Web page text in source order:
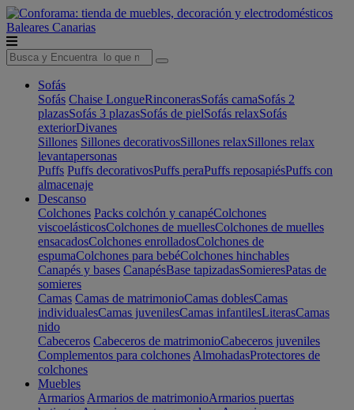
Baleares Canarias
Sofás
Sofás Chaise LongueRinconerasSofás camaSofás 2
plazasSofás 3 plazasSofás de pielSofás relaxSofás
exteriorDivanes
Sillones Sillones decorativosSillones relaxSillones relax
levantapersonas
Puffs Puffs decorativosPuffs peraPuffs reposapiésPuffs con
almacenaje
Descanso
Colchones Packs colchón y canapéColchones
viscoelásticosColchones de muellesColchones de muelles
ensacadosColchones enrolladosColchones de
espumaColchones para bebéColchones hinchables
Canapés y bases CanapésBase tapizadasSomieresPatas de
somieres
Camas Camas de matrimonioCamas doblesCamas
individualesCamas juvenilesCamas infantilesLiterasCamas
nido
Cabeceros Cabeceros de matrimonioCabeceros juveniles
Complementos para colchones AlmohadasProtectores de
colchones
Muebles
Armarios Armarios de matrimonioArmarios puertas